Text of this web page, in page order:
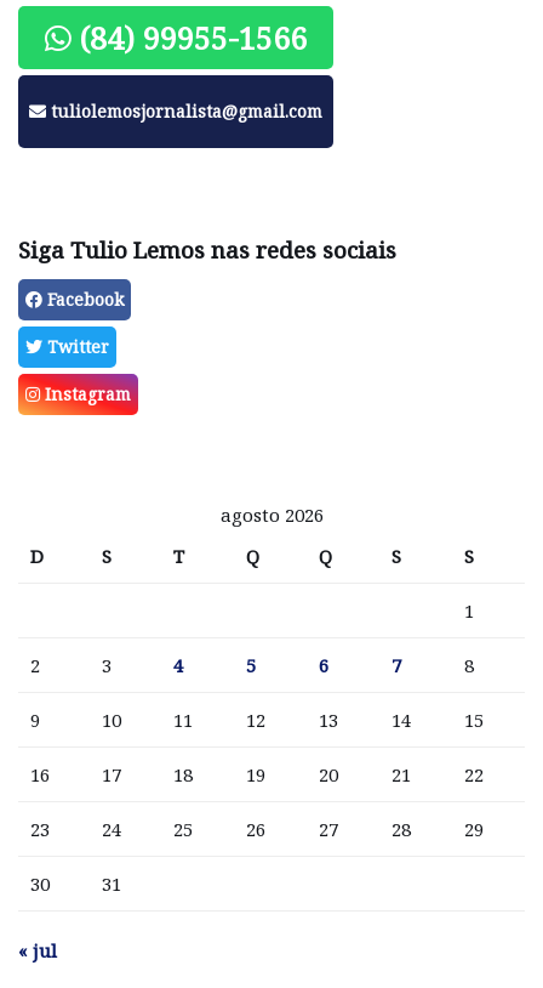
(84) 99955-1566
tuliolemosjornalista@gmail.com
Siga Tulio Lemos nas redes sociais
Facebook
Twitter
Instagram
agosto 2026
D
S T Q Q S S
1
2 3 4 5 6 7 8
9 10 11 12 13 14 15
16 17 18 19 20 21 22
23 24 25 26 27 28 29
30 31
« jul